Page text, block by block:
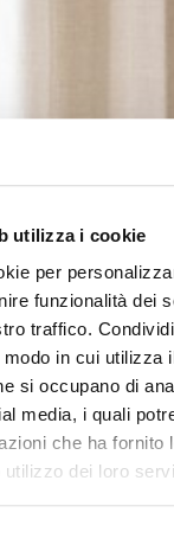
utilizza i cookie
per
funzionalità dei
traffico.
in cui utilizza
si occupano di
media, i quali
che ha fornito
dei loro